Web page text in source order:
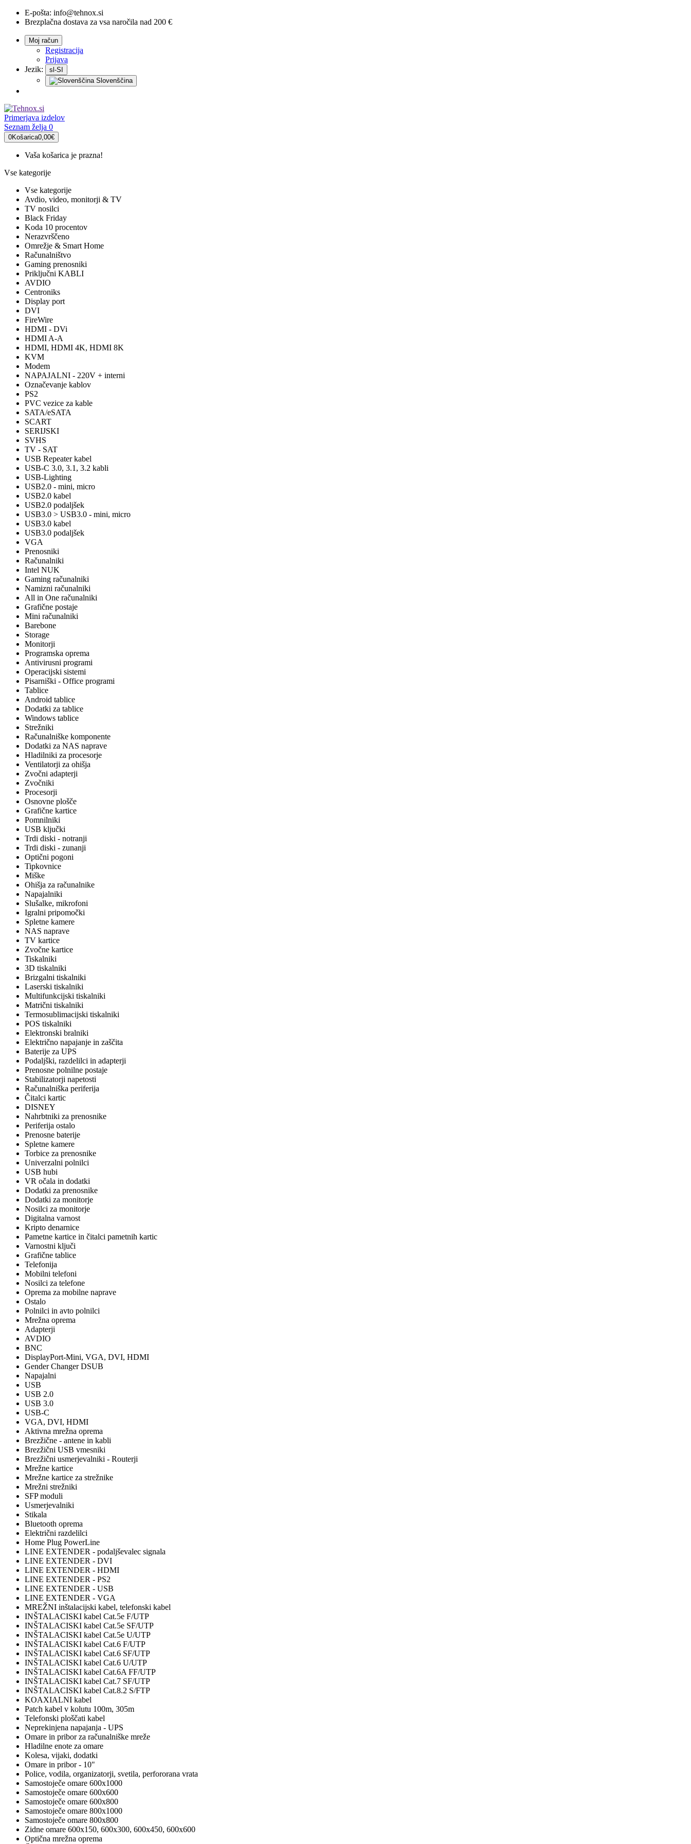
E-pošta: info@tehnox.si
Brezplačna dostava za vsa naročila nad 200 €
Moj račun
Registracija
Prijava
Jezik:
sl-SI
Slovenščina
Primerjava izdelov
Seznam želja 0
0Košarica0,00€
Vaša košarica je prazna!
Vse kategorije
Vse kategorije
Avdio, video, monitorji & TV
TV nosilci
Black Friday
Koda 10 procentov
Nerazvrščeno
Omrežje & Smart Home
Računalništvo
Gaming prenosniki
Priključni KABLI
AVDIO
Centroniks
Display port
DVI
FireWire
HDMI - DVi
HDMI A-A
HDMI, HDMI 4K, HDMI 8K
KVM
Modem
NAPAJALNI - 220V + interni
Označevanje kablov
PS2
PVC vezice za kable
SATA/eSATA
SCART
SERIJSKI
SVHS
TV - SAT
USB Repeater kabel
USB-C 3.0, 3.1, 3.2 kabli
USB-Lighting
USB2.0 - mini, micro
USB2.0 kabel
USB2.0 podaljšek
USB3.0 > USB3.0 - mini, micro
USB3.0 kabel
USB3.0 podaljšek
VGA
Prenosniki
Računalniki
Intel NUK
Gaming računalniki
Namizni računalniki
All in One računalniki
Grafične postaje
Mini računalniki
Barebone
Storage
Monitorji
Programska oprema
Antivirusni programi
Operacijski sistemi
Pisarniški - Office programi
Tablice
Android tablice
Dodatki za tablice
Windows tablice
Strežniki
Računalniške komponente
Dodatki za NAS naprave
Hladilniki za procesorje
Ventilatorji za ohišja
Zvočni adapterji
Zvočniki
Procesorji
Osnovne plošče
Grafične kartice
Pomnilniki
USB ključki
Trdi diski - notranji
Trdi diski - zunanji
Optični pogoni
Tipkovnice
Miške
Ohišja za računalnike
Napajalniki
Slušalke, mikrofoni
Igralni pripomočki
Spletne kamere
NAS naprave
TV kartice
Zvočne kartice
Tiskalniki
3D tiskalniki
Brizgalni tiskalniki
Laserski tiskalniki
Multifunkcijski tiskalniki
Matrični tiskalniki
Termosublimacijski tiskalniki
POS tiskalniki
Elektronski bralniki
Električno napajanje in zaščita
Baterije za UPS
Podaljški, razdelilci in adapterji
Prenosne polnilne postaje
Stabilizatorji napetosti
Računalniška periferija
Čitalci kartic
DISNEY
Nahrbtniki za prenosnike
Periferija ostalo
Prenosne baterije
Spletne kamere
Torbice za prenosnike
Univerzalni polnilci
USB hubi
VR očala in dodatki
Dodatki za prenosnike
Dodatki za monitorje
Nosilci za monitorje
Digitalna varnost
Kripto denarnice
Pametne kartice in čitalci pametnih kartic
Varnostni ključi
Grafične tablice
Telefonija
Mobilni telefoni
Nosilci za telefone
Oprema za mobilne naprave
Ostalo
Polnilci in avto polnilci
Mrežna oprema
Adapterji
AVDIO
BNC
DisplayPort-Mini, VGA, DVI, HDMI
Gender Changer DSUB
Napajalni
USB
USB 2.0
USB 3.0
USB-C
VGA, DVI, HDMI
Aktivna mrežna oprema
Brezžične - antene in kabli
Brezžični USB vmesniki
Brezžični usmerjevalniki - Routerji
Mrežne kartice
Mrežne kartice za strežnike
Mrežni strežniki
SFP moduli
Usmerjevalniki
Stikala
Bluetooth oprema
Električni razdelilci
Home Plug PowerLine
LINE EXTENDER - podaljševalec signala
LINE EXTENDER - DVI
LINE EXTENDER - HDMI
LINE EXTENDER - PS2
LINE EXTENDER - USB
LINE EXTENDER - VGA
MREŽNI inštalacijski kabel, telefonski kabel
INŠTALACISKI kabel Cat.5e F/UTP
INŠTALACISKI kabel Cat.5e SF/UTP
INŠTALACISKI kabel Cat.5e U/UTP
INŠTALACISKI kabel Cat.6 F/UTP
INŠTALACISKI kabel Cat.6 SF/UTP
INŠTALACISKI kabel Cat.6 U/UTP
INŠTALACISKI kabel Cat.6A FF/UTP
INŠTALACISKI kabel Cat.7 SF/UTP
INŠTALACISKI kabel Cat.8.2 S/FTP
KOAXIALNI kabel
Patch kabel v kolutu 100m, 305m
Telefonski ploščati kabel
Neprekinjena napajanja - UPS
Omare in pribor za računalniške mreže
Hladilne enote za omare
Kolesa, vijaki, dodatki
Omare in pribor - 10"
Police, vodila, organizatorji, svetila, perfororana vrata
Samostoječe omare 600x1000
Samostoječe omare 600x600
Samostoječe omare 600x800
Samostoječe omare 800x1000
Samostoječe omare 800x800
Zidne omare 600x150, 600x300, 600x450, 600x600
Optična mrežna oprema